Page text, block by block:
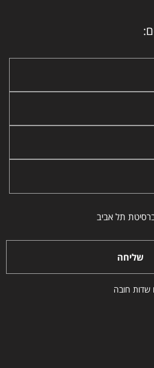
תל אביב
שליחה
שדות חובה